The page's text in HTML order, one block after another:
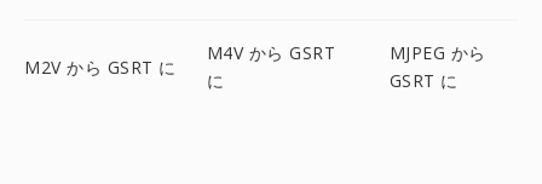
M2V から GSRT に
M4V から GSRT
に
MJPEG から
GSRT に